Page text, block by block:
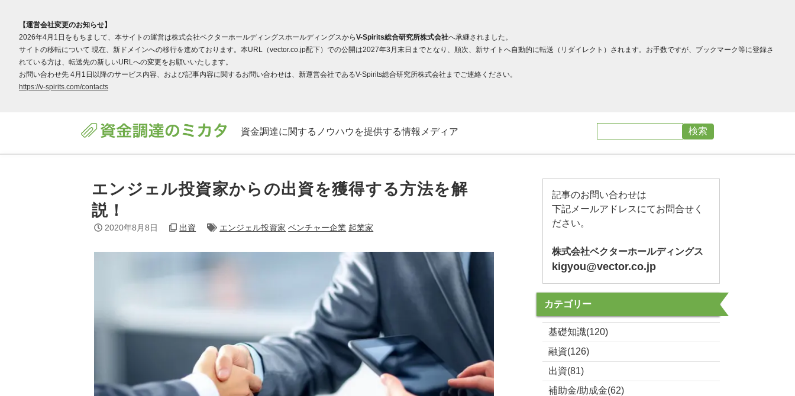
【運営会社変更のお知らせ】
2026年4月1日をもちまして、本サイトの運営は株式会社ベクターホールディングスホールディングスからV-Spirits総合研究所株式会社へ承継されました。
サイトの移転について 現在、新ドメインへの移行を進めております。本URL（vector.co.jp配下）での公開は2027年3月末日までとなり、順次、新サイトへ自動的に転送（リダイレクト）されます。お手数ですが、ブックマーク等に登録さ
れている方は、転送先の新しいURLへの変更をお願いいたします。
お問い合わせ先 4月1日以降のサービス内容、および記事内容に関するお問い合わせは、新運営会社であるV-Spirits総合研究所株式会社までご連絡ください。
https://v-spirits.com/contacts
資金調達に関するノウハウを提供する情報メディア
エンジェル投資家からの出資を獲得する方法を解
説！
2020年8月8日 出資 エンジェル投資家 ベンチャー企業 起業家
記事のお問い合わせは
下記メールアドレスにてお問合せく
ださい。
株式会社ベクターホールディングス
kigyou@vector.co.jp
カテゴリー
基礎知識(120)
融資(126)
出資(81)
補助金/助成金(62)